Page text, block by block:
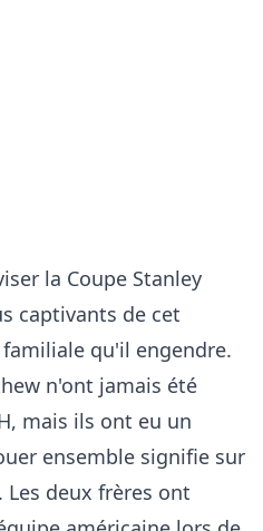
la Coupe Stanley
captivants de cet
qu'il engendre.
n'ont jamais été
mais ils ont eu un
ensemble signifie sur
deux frères ont